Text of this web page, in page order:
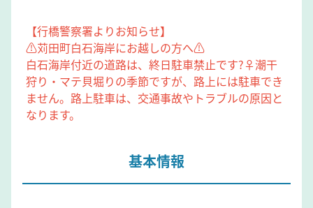
【行橋警察署よりお知らせ】
⚠️苅田町白石海岸にお越しの方へ⚠️
白石海岸付近の道路は、終日駐車禁止です?‍♀️潮干
狩り・マテ貝堀りの季節ですが、路上には駐車でき
ません。路上駐車は、交通事故やトラブルの原因と
なります。
基本情報